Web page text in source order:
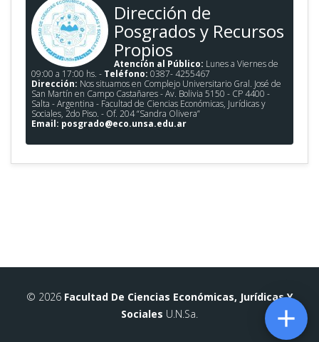
Dirección de
Posgrados y Recursos
Propios
Atención al Público: Lunes a Viernes de
09:00 a 17:00 hs. - Teléfono: 0387- 4255467
Dirección: Nos situamos en Complejo Universitario Gral. José de
San Martín en Campo Castañares - Av. Bolivia 5150 - CP 4400 -
Salta - Argentina - Facultad de Ciencias Económicas, Jurídicas y
Sociales, 2do Piso. - Of. 204 “Sandra Olivera”
Email: posgrado@eco.unsa.edu.ar

© 2026 Facultad De Ciencias Económicas, Jurídicas Y
Sociales U.N.Sa.